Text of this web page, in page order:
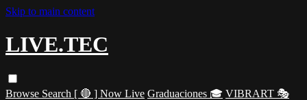
Skip to main content
LIVE.TEC
Browse Search [ 🔴 ] Now Live Graduaciones 🎓 VIBRART 🎭